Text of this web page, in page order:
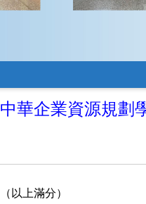
華企業資源規劃
以上滿分）